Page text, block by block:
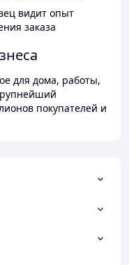
видит опыт
заказа
для дома, работы,
покупателей и